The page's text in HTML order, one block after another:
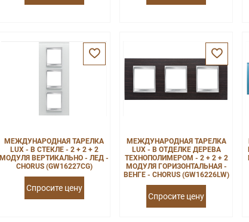
МЕЖДУНАРОДНАЯ ТАРЕЛКА
LUX - В СТЕКЛЕ - 2 + 2 + 2
МОДУЛЯ ВЕРТИКАЛЬНО - ЛЕД -
CHORUS (GW16227CG)
Спросите цену
МЕЖДУНАРОДНАЯ ТАРЕЛКА
LUX - В ОТДЕЛКЕ ДЕРЕВА
ТЕХНОПОЛИМЕРОМ - 2 + 2 + 2
МОДУЛЯ ГОРИЗОНТАЛЬНАЯ -
ВЕНГЕ - CHORUS (GW16226LW)
Спросите цену